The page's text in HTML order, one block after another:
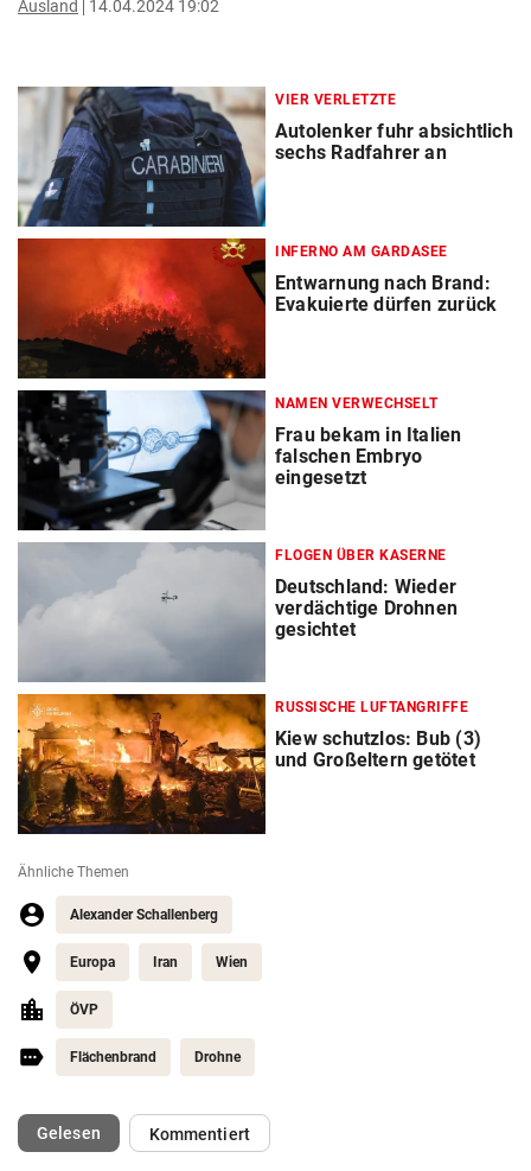
Ausland 14.04.2024 19:02
VIER VERLETZTE
Autolenker fuhr absichtlich
sechs Radfahrer an
INFERNO AM GARDASEE
Entwarnung nach Brand:
Evakuierte dürfen zurück
NAMEN VERWECHSELT
Frau bekam in Italien
falschen Embryo
eingesetzt
FLOGEN ÜBER KASERNE
Deutschland: Wieder
verdächtige Drohnen
gesichtet
RUSSISCHE LUFTANGRIFFE
Kiew schutzlos: Bub (3)
und Großeltern getötet
Ähnliche Themen
Alexander Schallenberg
Europa Iran Wien
ÖVP
Flächenbrand Drohne
Gelesen(ausgewählt)Kommentiert